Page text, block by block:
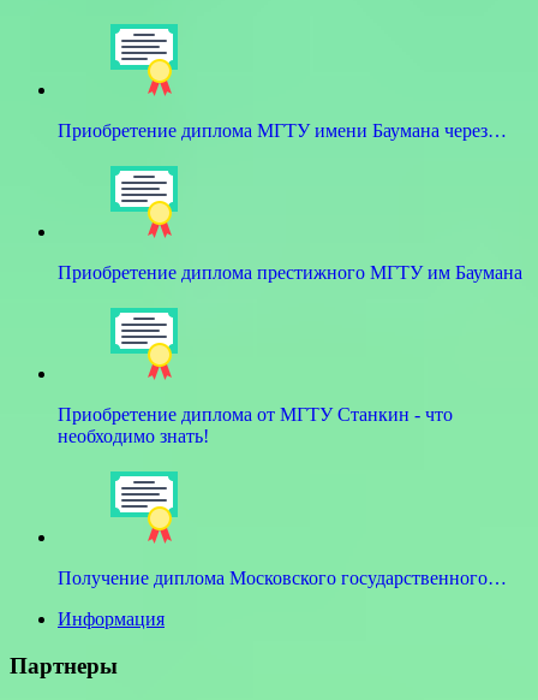
Приобретение диплома МГТУ имени Баумана через…
Приобретение диплома престижного МГТУ им Баумана
Приобретение диплома от МГТУ Станкин - что
необходимо знать!
Получение диплома Московского государственного…
Информация
Партнеры